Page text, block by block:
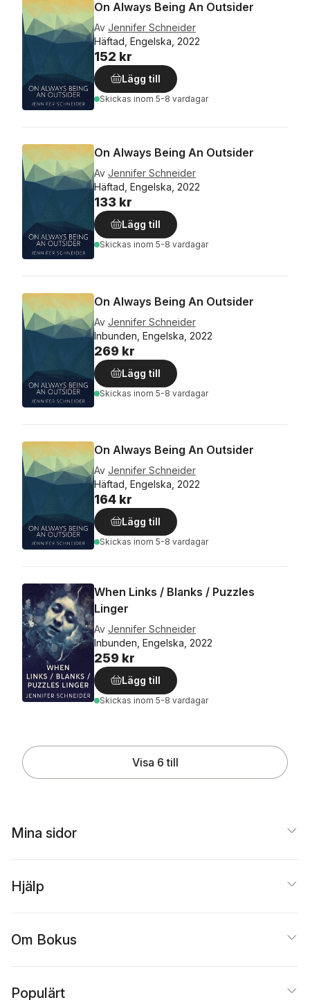
On Always Being An Outsider
Av Jennifer Schneider
Häftad, Engelska, 2022
152 kr
Lägg till
Skickas inom 5-8 vardagar
On Always Being An Outsider
Av Jennifer Schneider
Häftad, Engelska, 2022
133 kr
Lägg till
Skickas inom 5-8 vardagar
On Always Being An Outsider
Av Jennifer Schneider
Inbunden, Engelska, 2022
269 kr
Lägg till
Skickas inom 5-8 vardagar
On Always Being An Outsider
Av Jennifer Schneider
Häftad, Engelska, 2022
164 kr
Lägg till
Skickas inom 5-8 vardagar
When Links / Blanks / Puzzles
Linger
Av Jennifer Schneider
Inbunden, Engelska, 2022
259 kr
Lägg till
Skickas inom 5-8 vardagar
Visa 6 till
Mina sidor
Hjälp
Om Bokus
Populärt